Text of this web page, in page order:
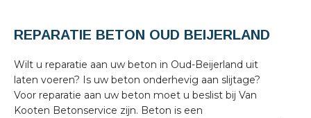
REPARATIE BETON OUD BEIJERLAND
Wilt u reparatie aan uw beton in Oud-Beijerland uit
laten voeren? Is uw beton onderhevig aan slijtage?
Voor reparatie aan uw beton moet u beslist bij Van
Kooten Betonservice zijn. Beton is een